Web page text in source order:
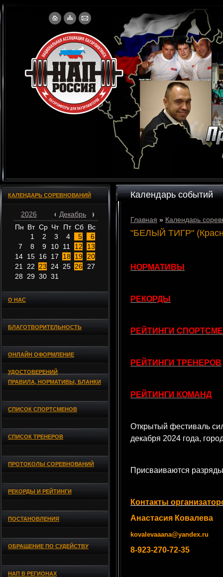
КАЛЕНДАРЬ СОРЕВНОВАНИЙ
2026
Декабрь
Пн Вт Ср Чт Пт Сб Вс
1
2 3 4 5
6
7
8 9 10 11 12
13
14 15 16 17 18 19
20
21
22 23 24 25 26
27
28
29 30 31
О НАС
БЛАГОТВОРИТЕЛЬНОСТЬ
ОНЛАЙН ОФОРМЛЕНИЕ
УДОСТОВЕРЕНИЙ
ПРАВИЛА, НОРМАТИВЫ, БЛАНКИ
СПИСОК СПОРТСМЕНОВ
СПИСОК ТРЕНЕРОВ
ПРОТОКОЛЫ СОРЕВНОВАНИЙ
РЕКОРДЫ И РЕЙТИНГИ
ПОСТАНОВЛЕНИЯ
ОБРАЩЕНИЕ ПО СУДЕЙСТВУ
НАП В РЕГИОНАХ
Календарь событий
Главная » Календарь
"БЕЛЫЙ ТИГР"
НОРМАТИВЫ
РЕКОРДЫ
РЕЙТИНГИ
РЕЙТИНГИ ТРЕНЕРОВ
РЕЙТИНГИ КОМАНД
Открытый фестиваль
декабря 2024 года,
Присваиваются
Контакты
Анастасия Ковалева
kovalevaaana@yandex.ru
8-923-270-72-35